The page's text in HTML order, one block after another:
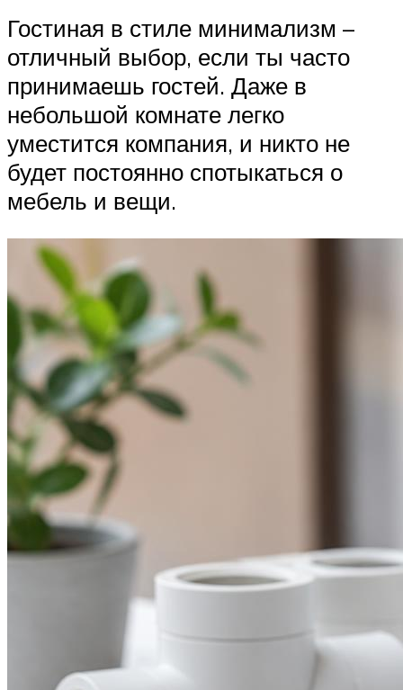
Гостиная в стиле минимализм –
отличный выбор, если ты часто
принимаешь гостей. Даже в
небольшой комнате легко
уместится компания, и никто не
будет постоянно спотыкаться о
мебель и вещи.